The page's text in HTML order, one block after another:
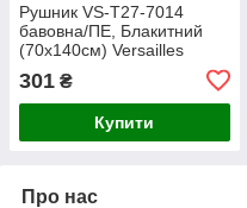
Рушник VS-T27-7014
бавовна/ПЕ, Блакитний
(70х140см) Versailles
301 ₴
Купити
Про нас